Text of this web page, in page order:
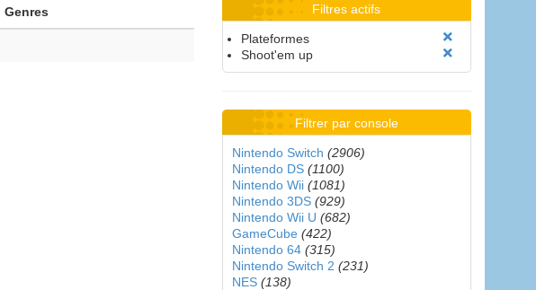
Genres Filtres actifs
Plateformes
Shoot'em up
Filtrer par console
Nintendo Switch (2906)
Nintendo DS (1100)
Nintendo Wii (1081)
Nintendo 3DS (929)
Nintendo Wii U (682)
GameCube (422)
Nintendo 64 (315)
Nintendo Switch 2 (231)
NES (138)